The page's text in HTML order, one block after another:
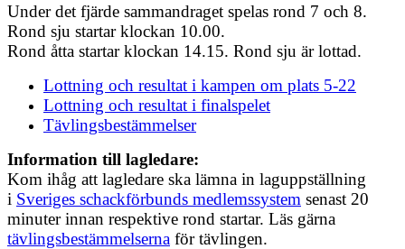
Under det fjärde sammandraget spelas rond 7 och 8.
Rond sju startar klockan 10.00.
Rond åtta startar klockan 14.15. Rond sju är lottad.
Lottning och resultat i kampen om plats 5-22
Lottning och resultat i finalspelet
Tävlingsbestämmelser
Information till lagledare:
Kom ihåg att lagledare ska lämna in laguppställning
i Sveriges schackförbunds medlemssystem senast 20
minuter innan respektive rond startar. Läs gärna
tävlingsbestämmelserna för tävlingen.